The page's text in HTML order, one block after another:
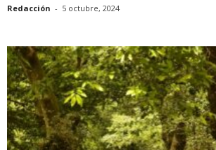
Redacción - 5 octubre, 2024